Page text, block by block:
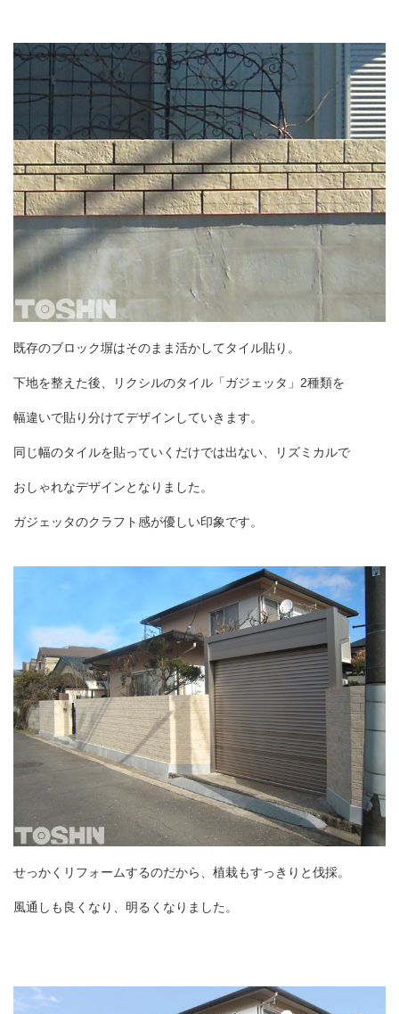
既存のブロック塀はそのまま活かしてタイル貼り。
下地を整えた後、リクシルのタイル「ガジェッタ」2種類を
幅違いで貼り分けてデザインしていきます。
同じ幅のタイルを貼っていくだけでは出ない、リズミカルで
おしゃれなデザインとなりました。
ガジェッタのクラフト感が優しい印象です。
せっかくリフォームするのだから、植栽もすっきりと伐採。
風通しも良くなり、明るくなりました。